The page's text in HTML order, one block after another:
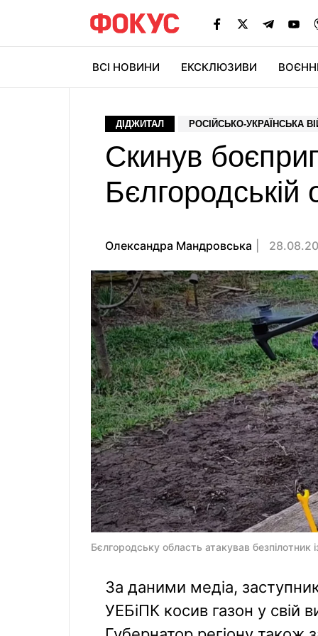
ВСІ НОВИНИ ЕКСКЛЮЗИВИ
ДІДЖИТАЛ РОСІЙСЬКО-УКРАЇНСЬКА
Скинув
Олександра Мандровська
Бєлгородську область атакував
За даними медіа,
УЕБіПК косив газон у свій